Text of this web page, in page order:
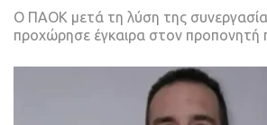
Ο ΠΑΟΚ μετά τη λύση της
προχώρησε έγκαιρα στον προπονητή